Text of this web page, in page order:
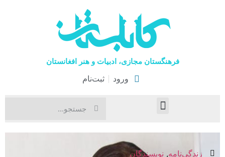
فرهنگستان مجازی، ادبیات و هنر افغانستان
ورود ثبت‌نام
زندگی‌نامه, نویسندگان